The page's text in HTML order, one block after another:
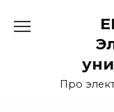
Про